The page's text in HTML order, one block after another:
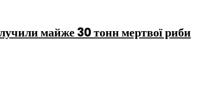
майже 30 тонн мертвої риби